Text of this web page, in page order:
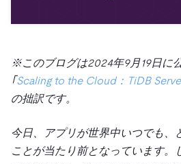
お問い合わせ
※このブログは2024年9月19日に
｢Scaling to the Cloud：TiDB
の拙訳です。
今日、アプリが世界中いつでも、
ことが当たり前となっています。